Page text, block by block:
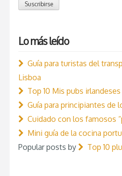
Suscribirse
Lo más leído
Guía para turistas del
Lisboa
Top 10 Mis pubs
Guía para principiantes de
Cuidado con los famosos
Mini guía de la cocina
Popular posts by
Top 10